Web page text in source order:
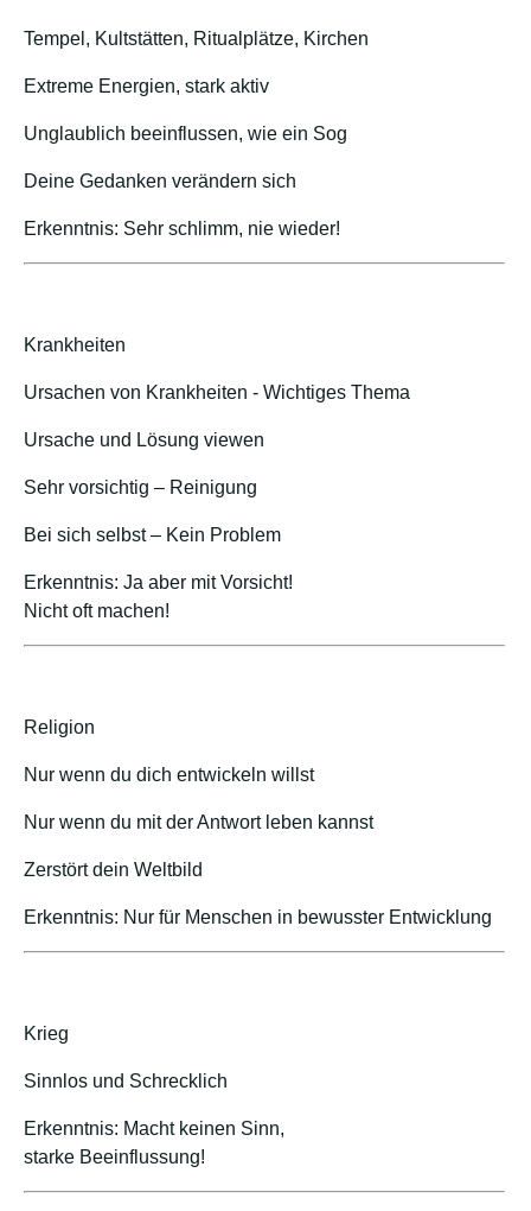
Tempel, Kultstätten, Ritualplätze, Kirchen
Extreme Energien, stark aktiv
Unglaublich beeinflussen, wie ein Sog
Deine Gedanken verändern sich
Erkenntnis: Sehr schlimm, nie wieder!
Krankheiten
Ursachen von Krankheiten - Wichtiges Thema
Ursache und Lösung viewen
Sehr vorsichtig – Reinigung
Bei sich selbst – Kein Problem
Erkenntnis: Ja aber mit Vorsicht!
Nicht oft machen!
Religion
Nur wenn du dich entwickeln willst
Nur wenn du mit der Antwort leben kannst
Zerstört dein Weltbild
Erkenntnis: Nur für Menschen in bewusster Entwicklung
Krieg
Sinnlos und Schrecklich
Erkenntnis: Macht keinen Sinn,
starke Beeinflussung!